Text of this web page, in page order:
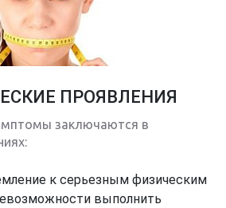
ПРОЯВЛЕНИЯ
заключаются в
к серьезным физическим
выполнить